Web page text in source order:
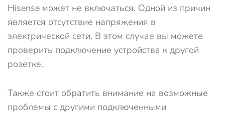
Hisense может не включаться. Одной из причин
является отсутствие напряжения в
электрической сети. В этом случае вы можете
проверить подключение устройства к другой
розетке.
Также стоит обратить внимание на возможные
проблемы с другими подключенными